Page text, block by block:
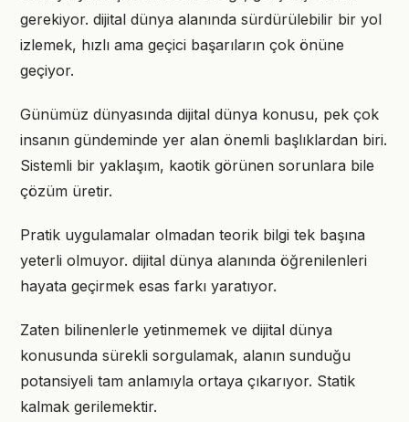
gerekiyor. dijital dünya alanında sürdürülebilir bir yol
izlemek, hızlı ama geçici başarıların çok önüne
geçiyor.
Günümüz dünyasında dijital dünya konusu, pek çok
insanın gündeminde yer alan önemli başlıklardan biri.
Sistemli bir yaklaşım, kaotik görünen sorunlara bile
çözüm üretir.
Pratik uygulamalar olmadan teorik bilgi tek başına
yeterli olmuyor. dijital dünya alanında öğrenilenleri
hayata geçirmek esas farkı yaratıyor.
Zaten bilinenlerle yetinmemek ve dijital dünya
konusunda sürekli sorgulamak, alanın sunduğu
potansiyeli tam anlamıyla ortaya çıkarıyor. Statik
kalmak gerilemektir.